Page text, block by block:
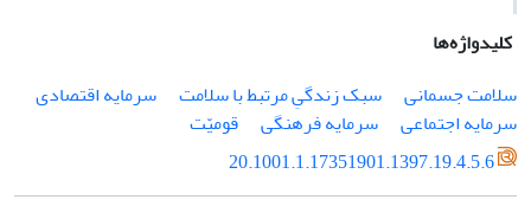
کلیدواژه‌ها
سلامت جسمانی
سبک زندگیِ مرتبط با سلامت
سرمایه اقتصادی
سرمایه اجتماعی
سرمایه فرهنگی
قومیّت
20.1001.1.17351901.1397.19.4.5.6